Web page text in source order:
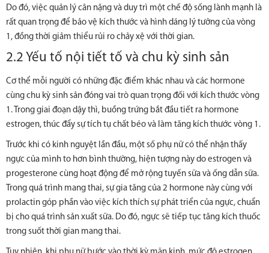
Do đó, việc quản lý cân nặng và duy trì một chế độ sống lành mạnh là
rất quan trọng để bảo vệ kích thước và hình dáng lý tưởng của vòng
1, đồng thời giảm thiểu rủi ro chảy xệ với thời gian.
2.2 Yếu tố nội tiết tố và chu kỳ sinh sản
Cơ thể mỗi người có những đặc điểm khác nhau và các hormone
cùng chu kỳ sinh sản đóng vai trò quan trọng đối với kích thước vòng
1. Trong giai đoạn dậy thì, buồng trứng bắt đầu tiết ra hormone
estrogen, thúc đẩy sự tích tụ chất béo và làm tăng kích thước vòng 1.
Trước khi có kinh nguyệt lần đầu, một số phụ nữ có thể nhận thấy
ngực của mình to hơn bình thường, hiện tượng này do estrogen và
progesterone cùng hoạt động để mở rộng tuyến sữa và ống dẫn sữa.
Trong quá trình mang thai, sự gia tăng của 2 hormone này cùng với
prolactin góp phần vào việc kích thích sự phát triển của ngực, chuẩn
bị cho quá trình sản xuất sữa. Do đó, ngực sẽ tiếp tục tăng kích thuốc
trong suốt thời gian mang thai.